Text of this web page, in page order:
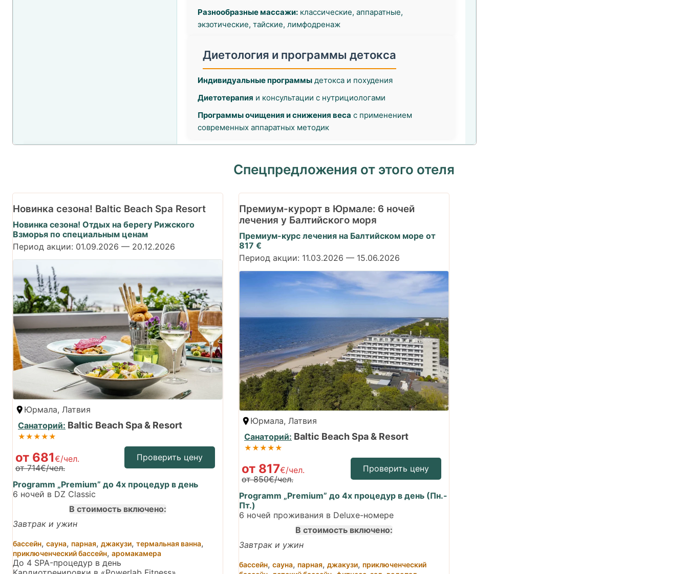
Разнообразные массажи: классические, аппаратные,
экзотические, тайские, лимфодренаж
Диетология и программы детокса
Индивидуальные программы детокса и похудения
Диетотерапия и консультации с нутрициологами
Программы очищения и снижения веса с применением
современных аппаратных методик
Спецпредложения от этого отеля
Новинка сезона! Baltic Beach Spa Resort
Новинка сезона! Отдых на берегу Рижского
Взморья по специальным ценам
Период акции: 01.09.2026 — 20.12.2026
Юрмала, Латвия
Санаторий: Baltic Beach Spa & Resort
★★★★★
от 681€/чел.
от 714€/чел.
Проверить цену
Programm „Premium” до 4х процедур в день
6 ночей в DZ Classic
В стоимость включено:
Завтрак и ужин
бассейн, сауна, парная, джакузи, термальная ванна,
приключенческий бассейн, аромакамера
До 4 SPA-процедур в день
Премиум-курорт в Юрмале: 6 ночей
лечения у Балтийского моря
Премиум-курс лечения на Балтийском море от
817 €
Период акции: 11.03.2026 — 15.06.2026
Юрмала, Латвия
Санаторий: Baltic Beach Spa & Resort
★★★★★
от 817€/чел.
от 850€/чел.
Проверить цену
Programm „Premium” до 4х процедур в день (Пн.-
Пт.)
6 ночей проживания в Deluxe-номере
В стоимость включено:
Завтрак и ужин
бассейн, сауна, парная, джакузи, приключенческий